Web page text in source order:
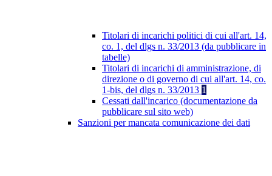
Titolari di incarichi politici di cui all'art. 14,
co. 1, del dlgs n. 33/2013 (da pubblicare in
tabelle)
Titolari di incarichi di amministrazione, di
direzione o di governo di cui all'art. 14, co.
1-bis, del dlgs n. 33/2013 1
Cessati dall'incarico (documentazione da
pubblicare sul sito web)
Sanzioni per mancata comunicazione dei dati